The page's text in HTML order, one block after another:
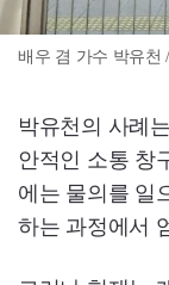
배우 겸 가수 박유천
박유천의 사례
안적인 소통 창
에는 물의를 일
하는 과정에서